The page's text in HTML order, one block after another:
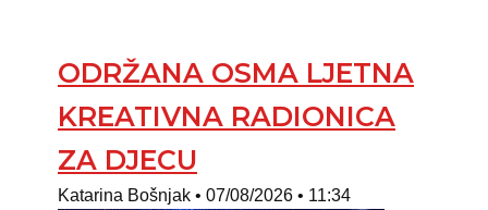
ODRŽANA OSMA LJETNA
KREATIVNA RADIONICA
ZA DJECU
Katarina Bošnjak 07/08/2026 11:34